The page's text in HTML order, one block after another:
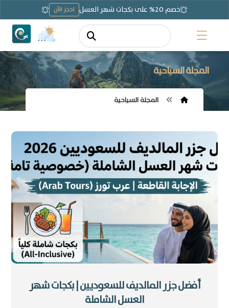
خصم 20% على بكجات شهر العسل احجز الآن
المجلة السياحية
المجلة السياحية
أفضل جزر المالديف للسعوديين | بكجات شهر
العسل الشاملة